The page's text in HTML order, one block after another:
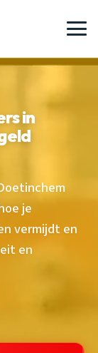
in
je
vermijdt en
en